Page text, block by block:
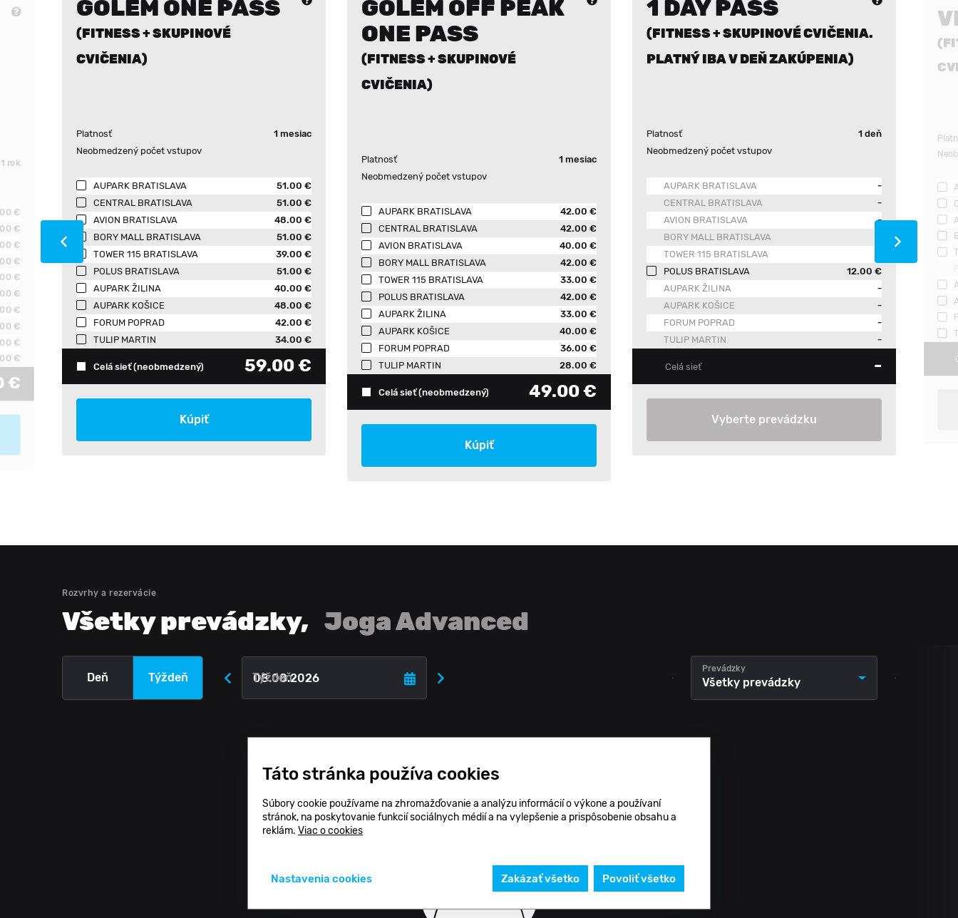
1 rok
€
€
€
€
€
€
€
€
€
€
€
GOLEM ONE PASS
(FITNESS + SKUPINOVÉ
CVIČENIA)
Platnosť
1 mesiac
Neobmedzený počet vstupov
AUPARK BRATISLAVA
51.00 €
CENTRAL BRATISLAVA
51.00 €
AVION BRATISLAVA
48.00 €
BORY MALL BRATISLAVA
51.00 €
TOWER 115 BRATISLAVA
39.00 €
POLUS BRATISLAVA
51.00 €
AUPARK ŽILINA
40.00 €
AUPARK KOŠICE
48.00 €
FORUM POPRAD
42.00 €
TULIP MARTIN
34.00 €
Celá sieť(neobmedzený) 59.00 €
Kúpiť
GOLEM OFF PEAK
ONE PASS
(FITNESS + SKUPINOVÉ
CVIČENIA)
Platnosť
1 mesiac
Neobmedzený počet vstupov
AUPARK BRATISLAVA
42.00 €
CENTRAL BRATISLAVA
42.00 €
AVION BRATISLAVA
40.00 €
BORY MALL BRATISLAVA
42.00 €
TOWER 115 BRATISLAVA
33.00 €
POLUS BRATISLAVA
42.00 €
AUPARK ŽILINA
33.00 €
AUPARK KOŠICE
40.00 €
FORUM POPRAD
36.00 €
TULIP MARTIN
28.00 €
Celá sieť(neobmedzený) 49.00 €
Kúpiť
1 DAY PASS
(FITNESS + SKUPINOVÉ CVIČENIA.
PLATNÝ IBA V DEŇ ZAKÚPENIA)
Platnosť
1 deň
Neobmedzený počet vstupov
AUPARK BRATISLAVA
-
CENTRAL BRATISLAVA
-
AVION BRATISLAVA
-
BORY MALL BRATISLAVA
TOWER 115 BRATISLAVA
POLUS BRATISLAVA
12.00 €
AUPARK ŽILINA
-
AUPARK KOŠICE
-
FORUM POPRAD
-
TULIP MARTIN
-
Celá sieť -
Vyberte prevádzku
Rozvrhy a rezervácie
Všetky prevádzky, Joga Advanced
Deň Týždeň Týždeň Všetky prevádzky
Prevádzky
Táto stránka používa cookies
Súbory cookie používame na zhromažďovanie a analýzu informácií o výkone a používaní
stránok, na poskytovanie funkcií sociálnych médií a na vylepšenie a prispôsobenie obsahu a
reklám. Viac o cookies
Nastavenia cookies Zakázať všetko Povoliť všetko